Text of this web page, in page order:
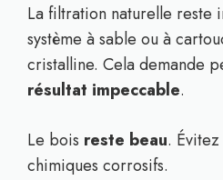
La filtration naturelle reste
système à sable ou à
cristalline. Cela demande
résultat impeccable.
Le bois reste beau.
chimiques corrosifs.